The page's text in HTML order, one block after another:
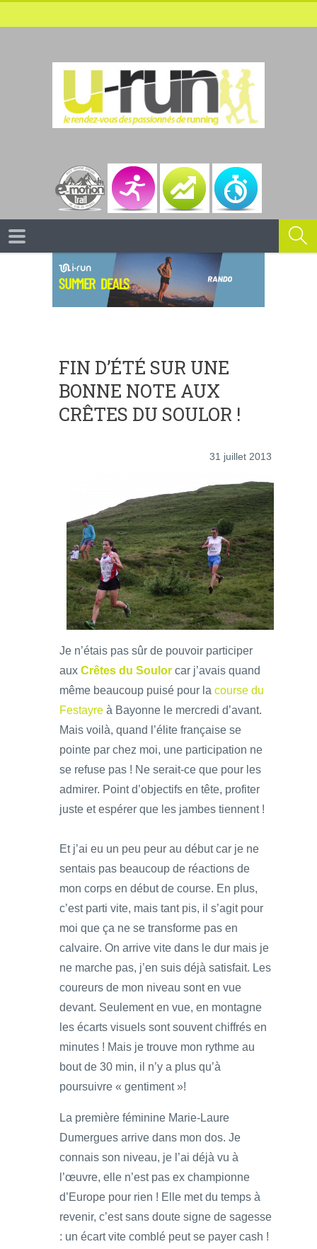
FIN D’ÉTÉ SUR UNE
BONNE NOTE AUX
CRÊTES DU SOULOR !
31 juillet 2013
Je n’étais pas sûr de pouvoir participer
aux Crêtes du Soulor car j’avais quand
même beaucoup puisé pour la course du
Festayre à Bayonne le mercredi d’avant.
Mais voilà, quand l’élite française se
pointe par chez moi, une participation ne
se refuse pas ! Ne serait-ce que pour les
admirer. Point d’objectifs en tête, profiter
juste et espérer que les jambes tiennent !
Et j’ai eu un peu peur au début car je ne
sentais pas beaucoup de réactions de
mon corps en début de course. En plus,
c’est parti vite, mais tant pis, il s’agit pour
moi que ça ne se transforme pas en
calvaire. On arrive vite dans le dur mais je
ne marche pas, j’en suis déjà satisfait. Les
coureurs de mon niveau sont en vue
devant. Seulement en vue, en montagne
les écarts visuels sont souvent chiffrés en
minutes ! Mais je trouve mon rythme au
bout de 30 min, il n’y a plus qu’à
poursuivre « gentiment »!
La première féminine Marie-Laure
Dumergues arrive dans mon dos. Je
connais son niveau, je l’ai déjà vu à
l’œuvre, elle n’est pas ex championne
d’Europe pour rien ! Elle met du temps à
revenir, c’est sans doute signe de sagesse
: un écart vite comblé peut se payer cash !